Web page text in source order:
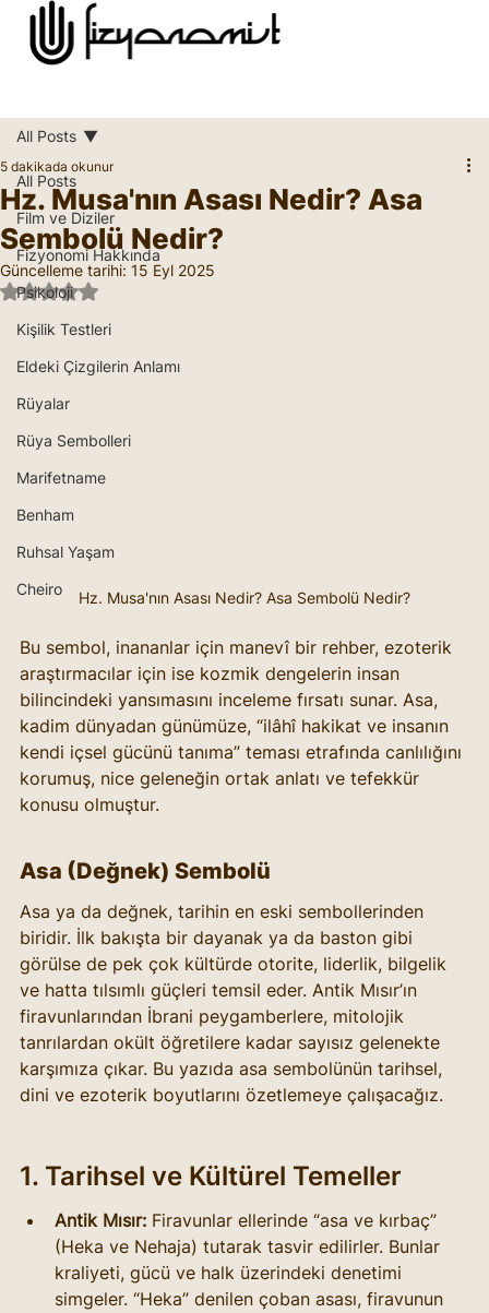
All Posts
Film ve Diziler
Fizyonomi Hakkında
Psikoloji
Kişilik Testleri
Eldeki Çizgilerin Anlamı
Rüyalar
Rüya Sembolleri
Marifetname
Benham
Ruhsal Yaşam
Cheiro
All Posts
Hz. Musa'nın Asası Nedir? Asa
Sembolü Nedir?
5 dakikada okunur
Güncelleme tarihi: 15 Eyl 2025
5 üzerinden NaN yıldız
Hz. Musa'nın Asası Nedir? Asa Sembolü Nedir?
Bu sembol, inananlar için manevî bir rehber, ezoterik
araştırmacılar için ise kozmik dengelerin insan
bilincindeki yansımasını inceleme fırsatı sunar. Asa,
kadim dünyadan günümüze, “ilâhî hakikat ve insanın
kendi içsel gücünü tanıma” teması etrafında canlılığını
korumuş, nice geleneğin ortak anlatı ve tefekkür
konusu olmuştur.
Asa (Değnek) Sembolü
Asa ya da değnek, tarihin en eski sembollerinden
biridir. İlk bakışta bir dayanak ya da baston gibi
görülse de pek çok kültürde otorite, liderlik, bilgelik
ve hatta tılsımlı güçleri temsil eder. Antik Mısır’ın
firavunlarından İbrani peygamberlere, mitolojik
tanrılardan okült öğretilere kadar sayısız gelenekte
karşımıza çıkar. Bu yazıda asa sembolünün tarihsel,
dini ve ezoterik boyutlarını özetlemeye çalışacağız.
1. Tarihsel ve Kültürel Temeller
Antik Mısır: Firavunlar ellerinde “asa ve kırbaç”
(Heka ve Nehaja) tutarak tasvir edilirler. Bunlar
kraliyeti, gücü ve halk üzerindeki denetimi
simgeler. “Heka” denilen çoban asası, firavunun